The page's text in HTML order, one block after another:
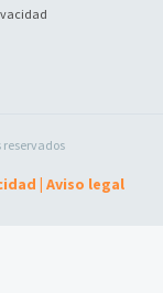
reservados
| Aviso legal